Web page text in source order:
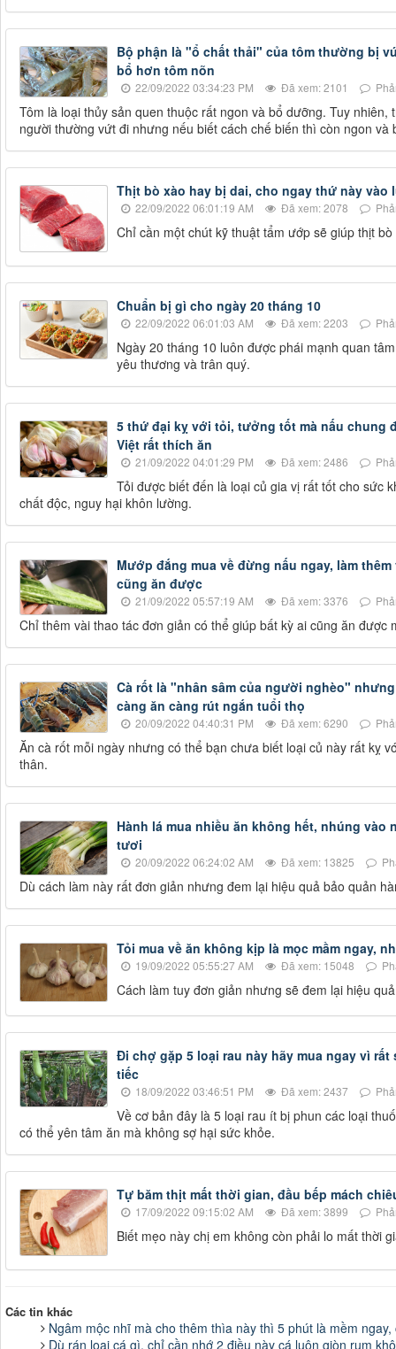
Bộ phận là "ổ chất thải" của tôm thường bị
bổ hơn tôm nõn
22/09/2022 03:34:23 PM Đã xem: 2101
Tôm là loại thủy sản quen thuộc rất ngon và bổ dưỡng. Tuy
người thường vứt đi nhưng nếu biết cách chế biến thì còn ngon và
Thịt bò xào hay bị dai, cho ngay thứ này
22/09/2022 06:01:19 AM Đã xem: 2078
Chỉ cần một chút kỹ thuật tẩm ướp sẽ giúp thịt
Chuẩn bị gì cho ngày 20 tháng 10
22/09/2022 06:01:03 AM Đã xem: 2203
Ngày 20 tháng 10 luôn được phái mạnh quan
yêu thương và trân quý.
5 thứ đại kỵ với tỏi, tưởng tốt mà nấu chung
Việt rất thích ăn
21/09/2022 04:01:29 PM Đã xem: 2486
Tỏi được biết đến là loại củ gia vị rất tốt cho sức
chất độc, nguy hại khôn lường.
Mướp đắng mua về đừng nấu ngay, làm
cũng ăn được
21/09/2022 05:57:19 AM Đã xem: 3376
Chỉ thêm vài thao tác đơn giản có thể giúp bất kỳ ai cũng ăn
Cà rốt là "nhân sâm của người nghèo"
càng ăn càng rút ngắn tuổi thọ
20/09/2022 04:40:31 PM Đã xem: 6290
Ăn cà rốt mỗi ngày nhưng có thể bạn chưa biết loại củ này rất kỵ
thân.
Hành lá mua nhiều ăn không hết, nhúng
tươi
20/09/2022 06:24:02 AM Đã xem: 13825
Dù cách làm này rất đơn giản nhưng đem lại hiệu quả bảo quản
Tỏi mua về ăn không kịp là mọc mầm ngay,
19/09/2022 05:55:27 AM Đã xem: 15048
Cách làm tuy đơn giản nhưng sẽ đem lại hiệu
Đi chợ gặp 5 loại rau này hãy mua ngay vì
tiếc
18/09/2022 03:46:51 PM Đã xem: 2437
Về cơ bản đây là 5 loại rau ít bị phun các loại
có thể yên tâm ăn mà không sợ hại sức khỏe.
Tự băm thịt mất thời gian, đầu bếp mách
17/09/2022 09:15:02 AM Đã xem: 3899
Biết mẹo này chị em không còn phải lo mất thời
Các tin khác
Ngâm mộc nhĩ mà cho thêm thìa này thì 5 phút là mềm
Dù rán loại cá gì, chỉ cần nhớ 2 điều này cá luôn giòn rụm